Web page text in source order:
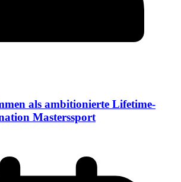
als ambitionierte Lifetime-
Masterssport